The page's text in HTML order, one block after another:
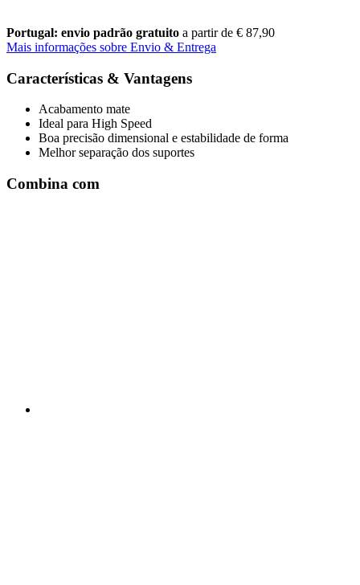
Portugal: envio padrão gratuito a partir de € 87,90
Mais informações sobre Envio & Entrega
Características & Vantagens
Acabamento mate
Ideal para High Speed
Boa precisão dimensional e estabilidade de forma
Melhor separação dos suportes
Combina com